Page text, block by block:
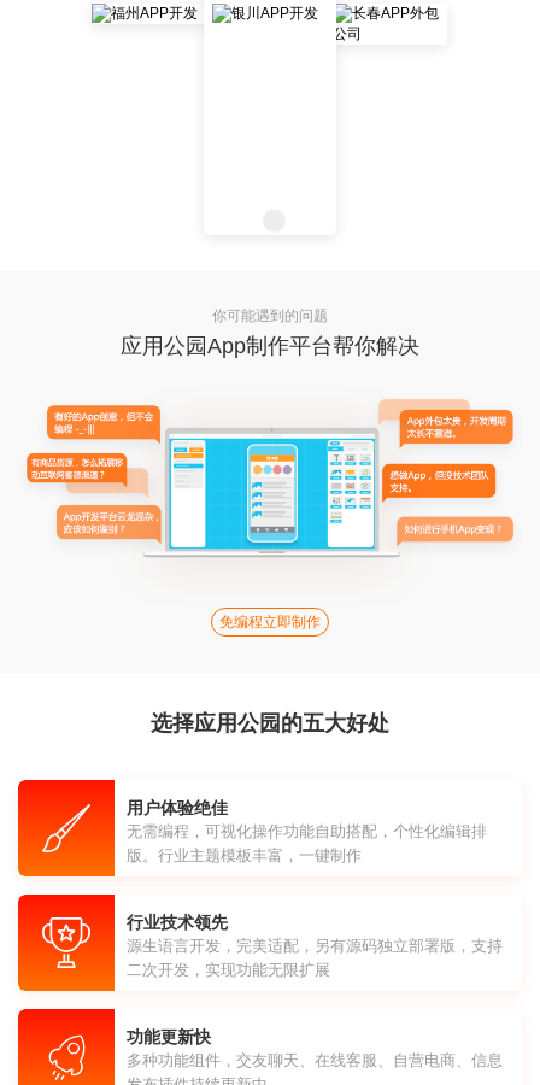
你可能遇到的问题
应用公园App制作平台帮你解决
免编程立即制作
选择应用公园的五大好处
用户体验绝佳
无需编程，可视化操作功能自助搭配，个性化编辑排
版。行业主题模板丰富，一键制作
行业技术领先
源生语言开发，完美适配，另有源码独立部署版，支持
二次开发，实现功能无限扩展
功能更新快
多种功能组件，交友聊天、在线客服、自营电商、信息